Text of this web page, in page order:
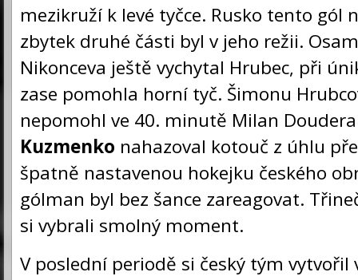
mezikruží k levé tyčce. Rusko tento gól
zbytek druhé části byl v jeho režii.
Nikonceva ještě vychytal Hrubec, při
zase pomohla horní tyč. Šimonu
nepomohl ve 40. minutě Milan
Kuzmenko nahazoval kotouč z úhlu
špatně nastavenou hokejku českého
gólman byl bez šance zareagovat.
si vybrali smolný moment.
V poslední periodě si český tým vytvořil